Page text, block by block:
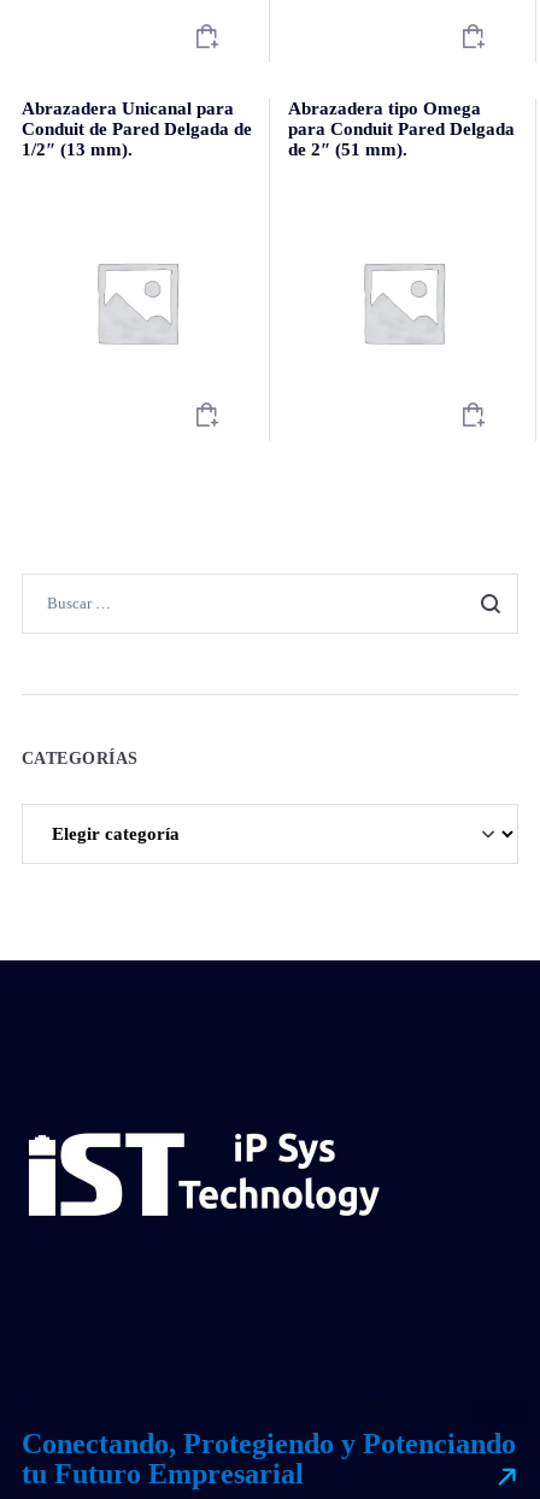
Abrazadera Unicanal para
Conduit de Pared Delgada de
1/2″ (13 mm).
Abrazadera tipo Omega
para Conduit Pared Delgada
de 2″ (51 mm).
CATEGORÍAS
Conectando, Protegiendo y Potenciando
tu Futuro Empresarial